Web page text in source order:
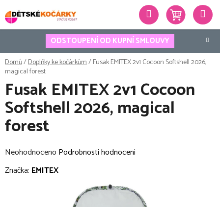
na
obsah
ODSTOUPENÍ OD KUPNÍ SMLOUVY
Hledat
Domů/Doplňky ke kočárkům/Fusak EMITEX 2v1 Cocoon Softshell 2026,
magical forest
Fusak EMITEX 2v1 Cocoon
Softshell 2026, magical
forest
Průměrné
hodnocení
Neohodnoceno Podrobnosti hodnocení
Značka: EMITEX